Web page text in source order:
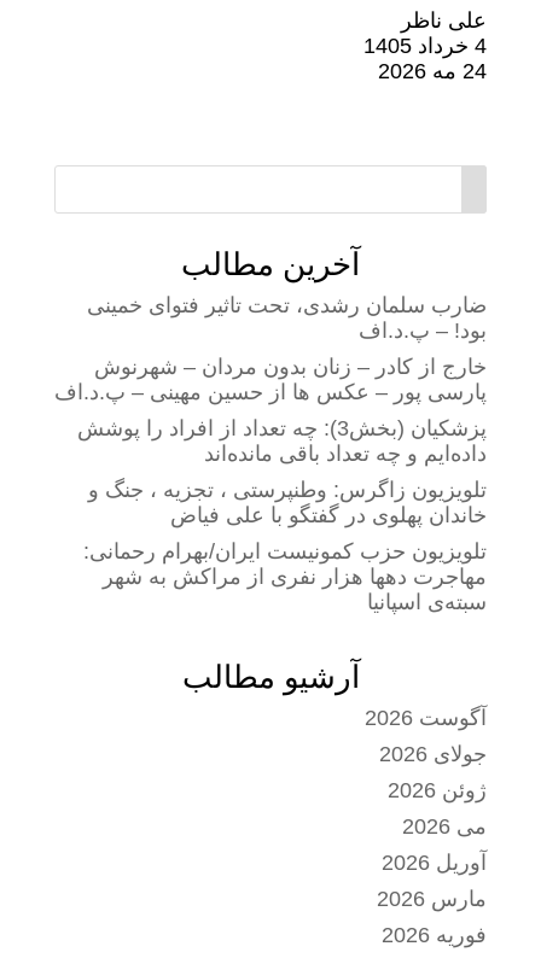
علی ناظر
4 خرداد 1405
24 مه 2026
آخرین مطالب
ضارب سلمان رشدی، تحت تاثیر فتوای خمینی
بود! – پ.د.اف
خارج از کادر – زنان بدون مردان – شهرنوش
پارسی پور – عکس ها از حسین مهینی – پ.د.اف
پزشکیان (بخش3): چه تعداد از افراد را پوشش
داده‌ایم و چه تعداد باقی مانده‌اند
تلویزیون زاگرس: وطنپرستی ، تجزیه ، جنگ و
خاندان پهلوی در گفتگو با علی فیاض
تلویزیون حزب کمونیست ایران/بهرام رحمانی:
مهاجرت دهها هزار نفری از مراکش به شهر
سبته‌ی اسپانیا
آرشیو مطالب
آگوست 2026
جولای 2026
ژوئن 2026
می 2026
آوریل 2026
مارس 2026
فوریه 2026